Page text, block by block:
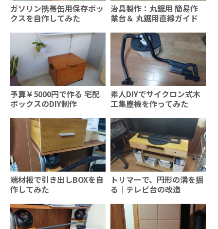
ガソリン携帯缶用保存ボッ
クスを自作してみた
治具製作：丸鋸用 簡易作
業台＆ 丸鋸用直線ガイド
予算￥5000円で作る 宅配
ボックスのDIY制作
素人DIYでサイクロン式木
工集塵機を作ってみた
端材板で引き出しBOXを自
作してみた
トリマーで、円形の溝を掘
る｜テレビ台の改造